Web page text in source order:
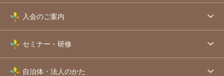
入会のご案内
セミナー・研修
自治体・法人のかた